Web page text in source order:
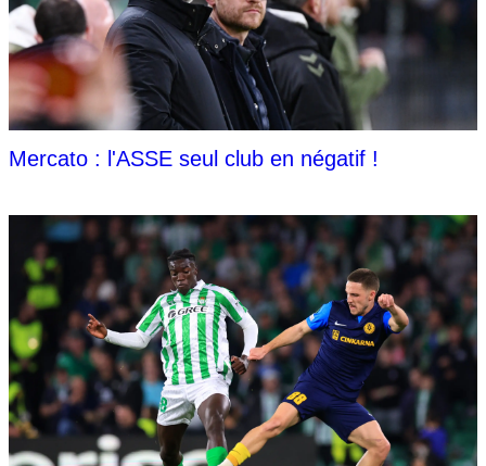
Mercato : l'ASSE seul club en négatif !